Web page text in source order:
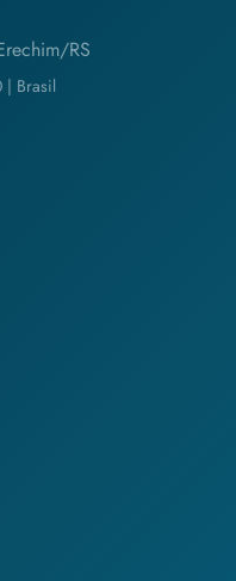
RS
| Brasil